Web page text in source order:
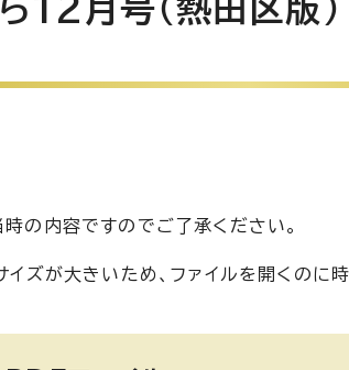
12月号（熱田区版）
の内容ですのでご了承ください。
ズが大きいため、ファイルを開くのに